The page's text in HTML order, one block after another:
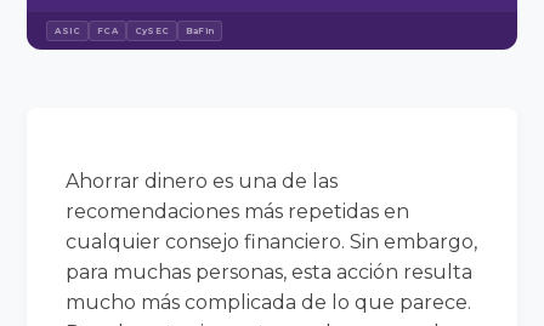
ASIC FCA CySEC BaFin
Ahorrar dinero es una de las
recomendaciones más repetidas en
cualquier consejo financiero. Sin embargo,
para muchas personas, esta acción resulta
mucho más complicada de lo que parece.